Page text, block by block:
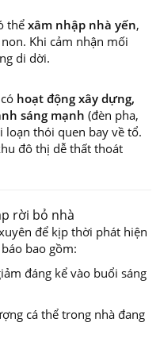
thểxâm nhập nhà yến,
Khi cảm nhận mối
di dời.
hoạt động xây dựng,
sáng mạnh (đèn pha,
loạn thói quen bay về tổ.
đô thị dễ thất thoát
rời bỏ nhà
để kịp thời phát hiện
bao gồm:
đáng kể vào buổi sáng
cá thể trong nhà đang